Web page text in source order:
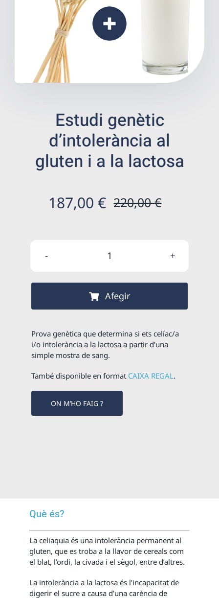
Salut digestiva
Prevenció
Centres ecommerce
Resultats
Estudi genètic
d’intolerància al
gluten i a la lactosa
220,00€El
original
187,00 €
El
actual
quantitat
Estudi
genètic
al
gluten
i
a
Afegir
Prova genètica que determina si ets celíac/a
i/o intolerància a la lactosa a partir d’una
simple mostra de sang.
També disponible en format CAIXA REGAL.
ON M’HO FAIG ?
Què és?
La celiaquia és una intolerància permanent al
gluten, que es troba a la llavor de cereals com
el blat, l’ordi, la civada i el sègol, entre d’altres.
La intolerància a la lactosa és l’incapacitat de
digerir el sucre a causa d’una carència de